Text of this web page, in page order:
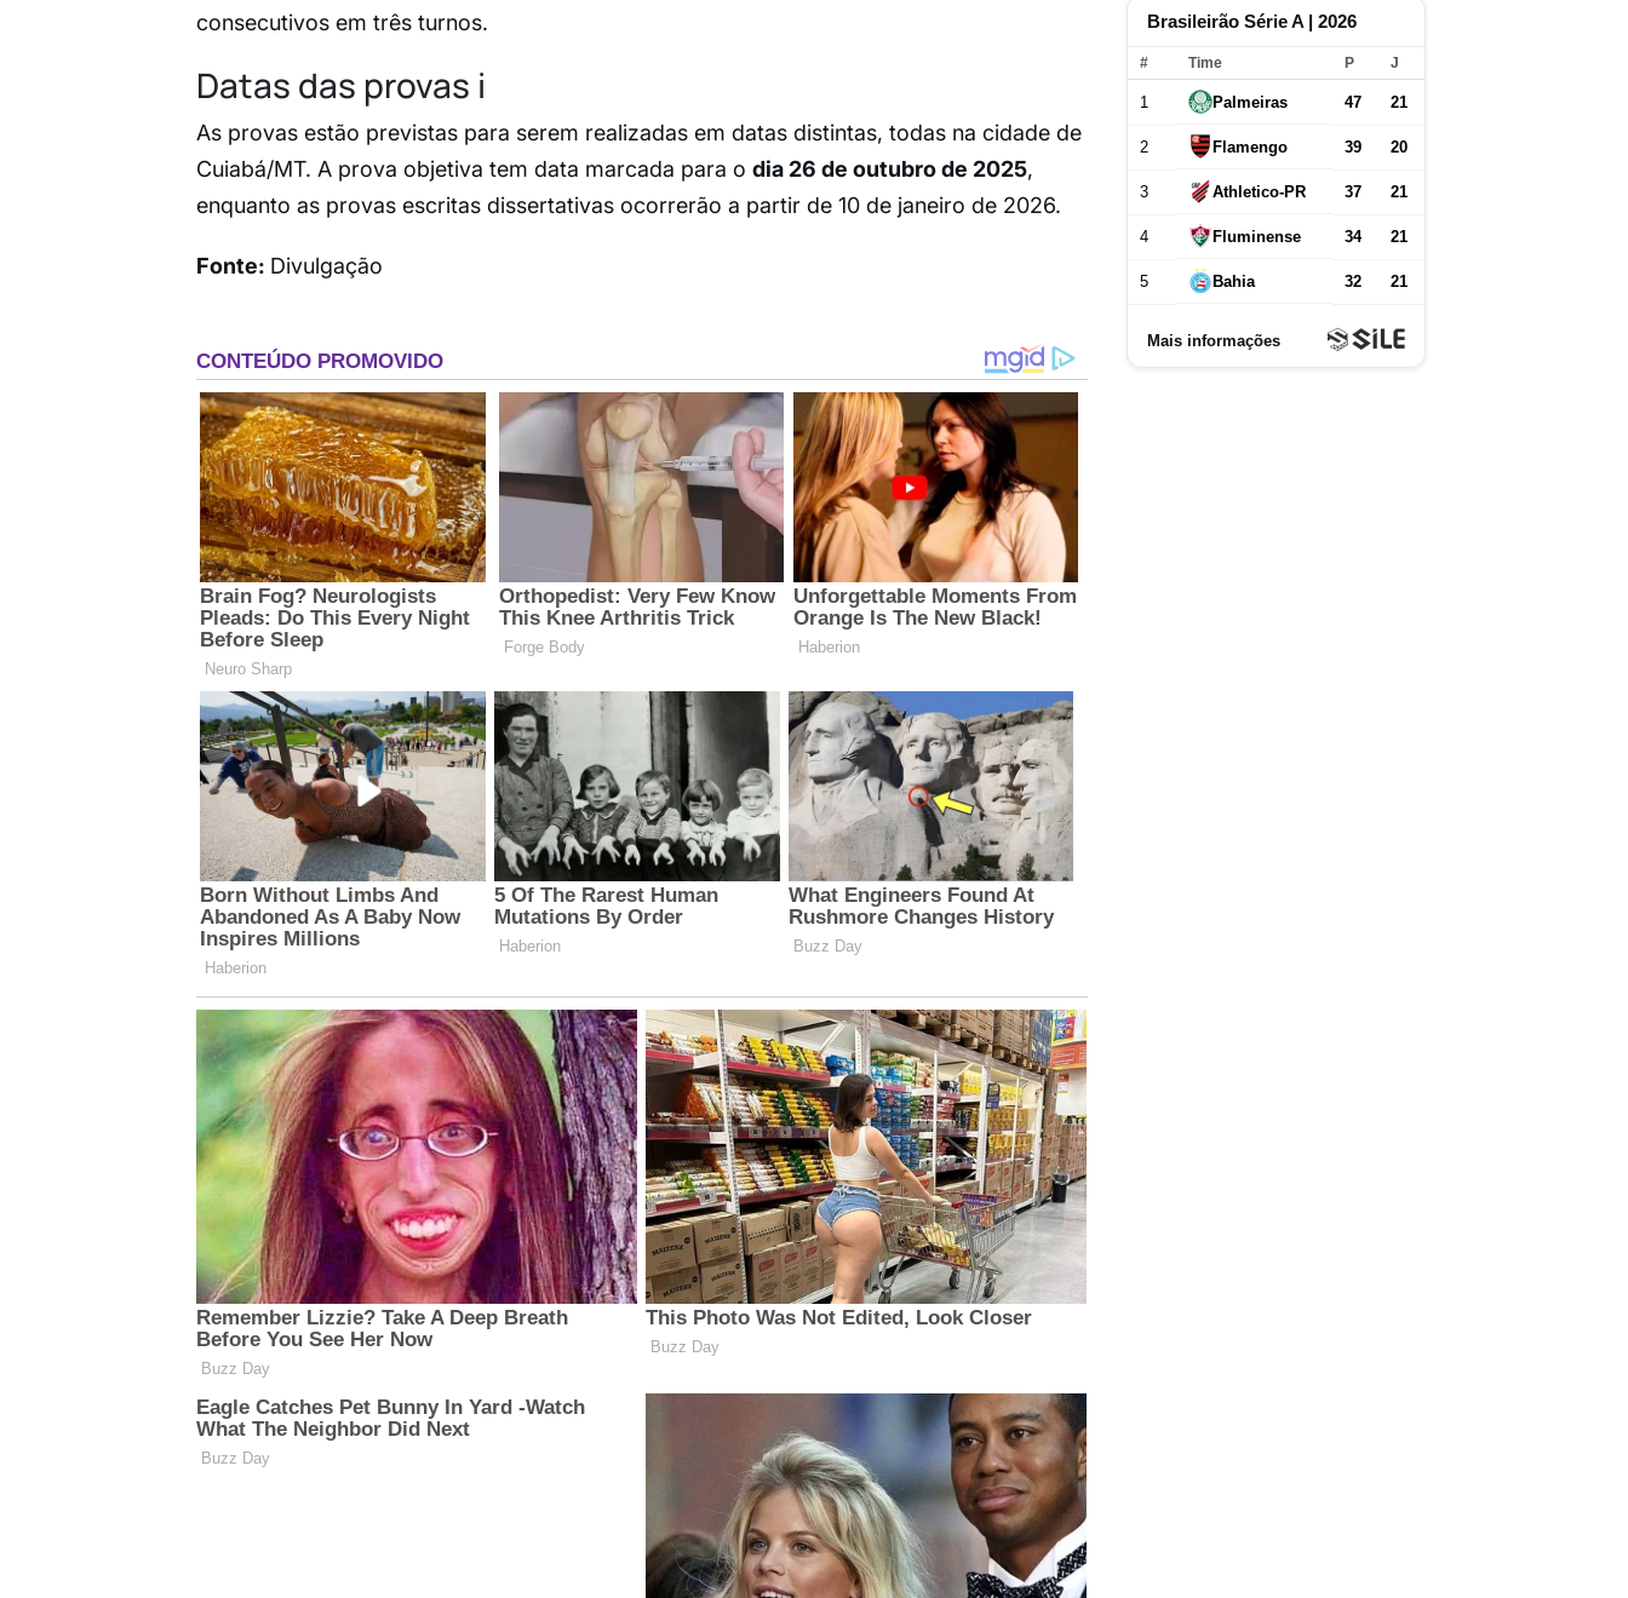
consecutivos em três turnos.
Datas das provas ℹ️
As provas estão previstas para serem realizadas em datas distintas, todas na cidade de
Cuiabá/MT. A prova objetiva tem data marcada para o dia 26 de outubro de 2025,
enquanto as provas escritas dissertativas ocorrerão a partir de 10 de janeiro de 2026.
Fonte: Divulgação